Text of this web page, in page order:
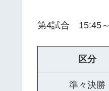
第4試合 15:45～
区分
準々決勝